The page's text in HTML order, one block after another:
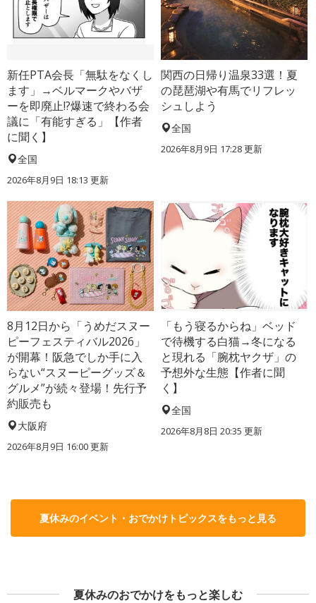
新任PTA会長「無駄をなくし
ます」→ベルマークやバザ
ーを即廃止!?爆速で終わる会
議に「有能すぎる」【作者
に聞く】
全国
2026年8月9日 18:13 更新
関西の日帰り温泉33選！夏
の琵琶湖や有馬でリフレッ
シュしよう
全国
2026年8月9日 17:28更新
8月12日から「うめだスヌー
ピーフェスティバル2026」
が開幕！阪急でしか手に入
らない“スヌーピーグッズ＆
グルメ”が続々登場！先行予
約販売も
大阪府
2026年8月9日 16:00更新
「もう寝るからね」ベッド
で待機する白猫→冬になる
と現れる「腕枕ヤクザ」の
予想外な生態【作者に聞
く】
全国
2026年8月8日 20:35 更新
夏休みのイベント・おでかけトピックスをもっと見る
夏休みのおでかけをもっと楽しむ